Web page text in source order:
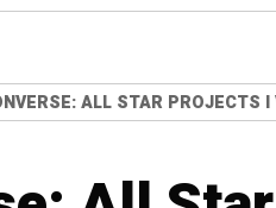
ALL STAR PROJECTS I